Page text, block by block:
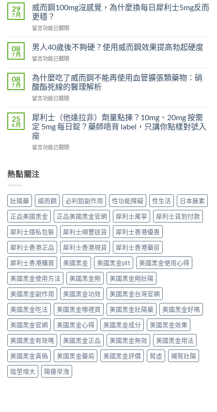
利
勁
對
早
有
嗎？
了
沒
效
別
著
怪
藥，
先
這
5
事〉
29
7 月
威而鋼100mg沒感覺，為什麼換每日犀利士5mg反而
更穩？
在
而
鋼
100mg
感
覺，
什
換
每
日
利
反
穩？〉
中
留言功能已關閉
08
7 月
男人40歲後不夠硬？使用威而鋼效果提高勃起硬度
在
人
40
歲
後
夠
硬？
使
用
威
效
高
勃
起
硬
度〉
中
留言功能已關閉
08
7 月
為什麼吃了威而鋼不能再使用血管擴張類藥物：硝
酸酯死線的醫理解析
在
什
麼
吃
了
威
不
能
使
用
血
管
擴
張
類
藥
物：
硝
酸
酯
死
線
的
醫
理
解
析〉
中
留言功能已關閉
25
6 月
犀利士（他達拉非）劑量點揀？10mg、20mg 按需
定 5mg 每日錠？藥師唔背 label，只講你點樣對號入
座
在
士
（他
拉
非）
劑
量
點
揀？
10mg、
20mg
按
需
定
5mg
每
日
錠？
藥
師
唔
背
label，
只
講
你
留言功能已關閉
熱點關注
壯陽藥 威而鋼 必利勁副作用 性功能障礙 性生活
日本藤素
正品美國黑金
正品美國黑金官網 犀利士萬寧
犀利士貨到付款
犀利士隱私包裝
犀利士順豐送貨
犀利士香港優惠
犀利士香港正品
犀利士香港現貨
犀利士香港藥房
犀利士香港購買
美國黑金 美國黑金ptt
美國黑金使用心得
美國黑金使用方法
美國黑金剛
美國黑金剛壯陽
美國黑金副作用
美國黑金功效
美國黑金台灣官網
美國黑金吃法
美國黑金哪裡買 美國黑金壯陽藥
美國黑金好嗎
美國黑金官網
美國黑金心得 美國黑金成分
美國黑金效果
美國黑金有效嗎
美國黑金正品 美國黑金無效
美國黑金用法
美國黑金真偽
美國黑金藥局 美國黑金評價 腎虛
補腎壯陽
陰莖增大
陽痿早洩